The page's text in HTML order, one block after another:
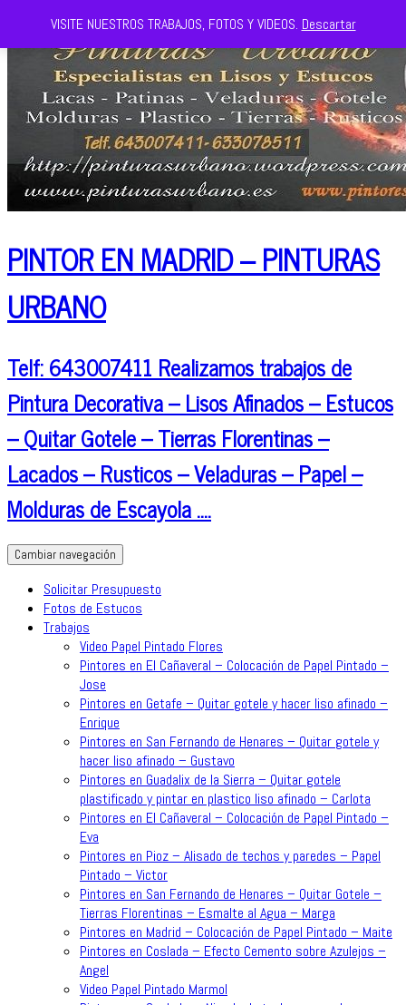
PINTOR EN MADRID – PINTURAS
URBANO
Telf: 643007411 Realizamos trabajos de
Pintura Decorativa – Lisos Afinados – Estucos
– Quitar Gotele – Tierras Florentinas –
Lacados – Rusticos – Veladuras – Papel –
Molduras de Escayola ….
Cambiar navegación
Solicitar Presupuesto
Fotos de Estucos
Trabajos
Video Papel Pintado Flores
Pintores en El Cañaveral – Colocación de Papel Pintado –
Jose
Pintores en Getafe – Quitar gotele y hacer liso afinado –
Enrique
Pintores en San Fernando de Henares – Quitar gotele y
hacer liso afinado – Gustavo
Pintores en Guadalix de la Sierra – Quitar gotele
plastificado y pintar en plastico liso afinado – Carlota
Pintores en El Cañaveral – Colocación de Papel Pintado –
Eva
Pintores en Pioz – Alisado de techos y paredes – Papel
Pintado – Victor
Pintores en San Fernando de Henares – Quitar Gotele –
Tierras Florentinas – Esmalte al Agua – Marga
Pintores en Madrid – Colocación de Papel Pintado – Maite
Pintores en Coslada – Efecto Cemento sobre Azulejos –
Angel
Video Papel Pintado Marmol
VISITE NUESTROS TRABAJOS, FOTOS Y VIDEOS. Descartar